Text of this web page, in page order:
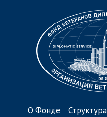
О Фонде Структура